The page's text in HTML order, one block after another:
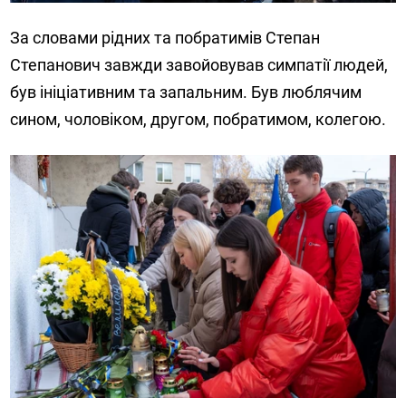
За словами рідних та побратимів Степан
Степанович завжди завойовував симпатії людей,
був ініціативним та запальним. Був люблячим
сином, чоловіком, другом, побратимом, колегою.